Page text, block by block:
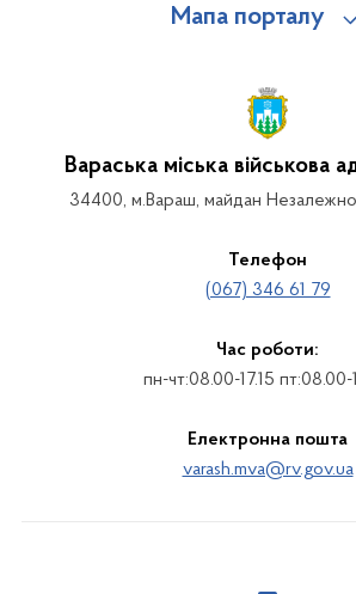
Мапа порталу
Вараська міська військова
34400, м.Вараш, майдан
Телефон
(067) 346 61 79
Час роботи:
пн-чт:08.00-17.15 пт:08.00-
Електронна пошта
varash.mva@rv.gov.ua